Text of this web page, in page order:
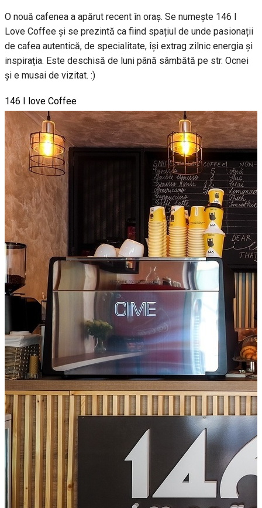
O nouă cafenea a apărut recent în oraș. Se numește 146 I
Love Coffee și se prezintă ca fiind spațiul de unde pasionații
de cafea autentică, de specialitate, își extrag zilnic energia şi
inspirația. Este deschisă de luni până sâmbătă pe str. Ocnei
și e musai de vizitat. :)
146 I love Coffee